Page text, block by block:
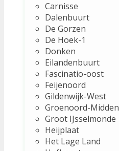
Carnisse
Dalenbuurt
De Gorzen
De Hoek-1
Donken
Eilandenbuurt
Fascinatio-oost
Feijenoord
Gildenwijk-West
Groenoord-Midden
Groot IJsselmonde
Heijplaat
Het Lage Land